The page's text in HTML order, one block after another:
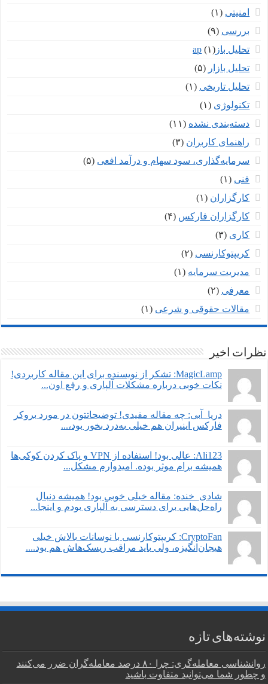
امنیتی (۱)
بررسی (۹)
تحلیل بازар (۱)
تحلیل بازار (۵)
تحلیل تاریخی (۱)
تکنولوژی (۱)
دسته‌بندی نشده (۱۱)
راهنمای کاربران (۳)
سرمایه‌گذاری، سود سهام و درآمد افعی (۵)
فنی (۱)
کارگزاران (۱)
کارگزاران فارکس (۴)
کاری (۳)
کریپتوکارنسی (۲)
مدیریت سرمایه (۱)
معرفی (۲)
مقالات حقوقی و شرعی (۱)
نظرات اخیر
MagicLamp: تشکر از نویسنده برای این مقاله کاربردی!
نکات خوبی درباره مشکلات آلپاری و رفع اون...
دریا_آبی: چه مقاله مفیدی! توضیحاتتون در مورد بروکر
فارکس اینیران هم خیلی به‌درد بخور بود،...
Ali123: عالی بود! استفاده از VPN و پاک کردن کوکی‌ها
همیشه برام موثر بوده. امیدوارم مشکل...
شادی_خنده: مقاله خیلی خوبی بود! همیشه دنبال
راه‌حل‌هایی برای دسترسی به آلپاری بودم و اینجا...
CryptoFan: کریپتوکارنسی با نوسانات بالاش خیلی
هیجان‌انگیزه، ولی باید مراقب ریسک‌هاش هم بود....
نوشته‌های تازه
روانشناسی معامله‌گری: چرا ۸۰ درصد معامله‌گران ضرر می‌کنند
و چطور شما می‌توانید متفاوت باشید